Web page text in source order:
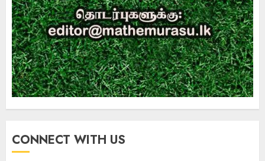
CONNECT WITH US